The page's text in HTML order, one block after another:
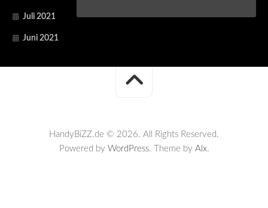
Juli 2021
Juni 2021
HandyBiZZ.de © 2026. All Rights Reserved.
Powered by WordPress. Theme by Alx.